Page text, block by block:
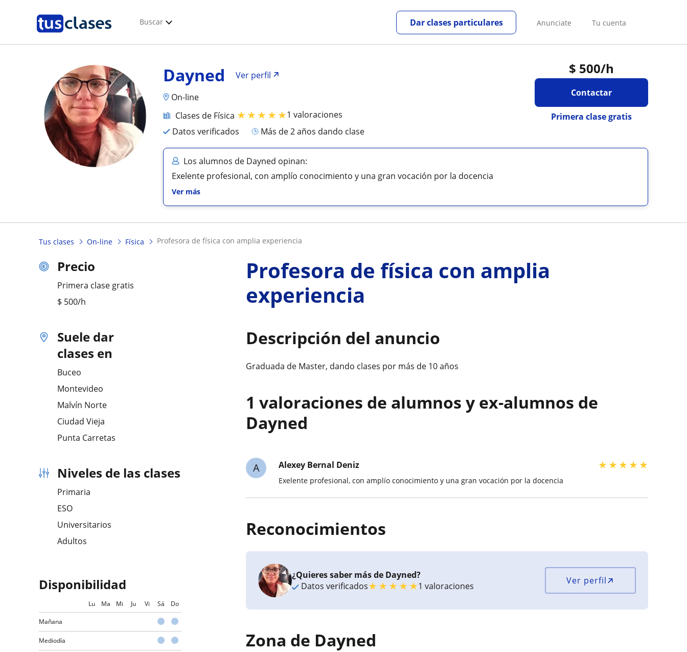
Buscar Anunciate Tu cuenta
Dar clases particulares
$ 500/h
Contactar
Primera clase gratis
Dayned
Ver perfil
On-line
Clases de Física ★★★★★1 valoraciones
Datos verificados
más de 2 años dando clase
Los alumnos de Dayned opinan:
Exelente profesional, con amplío conocimiento y una gran vocación por la docencia
Ver más
Tus clases On-line Física profesora de física con amplia experiencia
Precio
Primera clase gratis
$ 500/h
Suele dar
clases en
Buceo
Montevideo
Malvín Norte
Ciudad Vieja
Punta Carretas
Niveles de las clases
Primaria
ESO
Universitarios
Adultos
Disponibilidad
Lu Ma Mi Ju Vi Sá Do
Mañana
Mediodía
Profesora de física con amplia
experiencia
Descripción del anuncio
Graduada de Master, dando clases por más de 10 años
1 valoraciones de alumnos y ex-alumnos de
Dayned
A Alexey Bernal Deniz ★★★★★
Exelente profesional, con amplío conocimiento y una gran vocación por la docencia
Reconocimientos
¿Quieres saber más de Dayned?
Datos verificados★★★★★1 valoraciones Ver perfil
Zona de Dayned